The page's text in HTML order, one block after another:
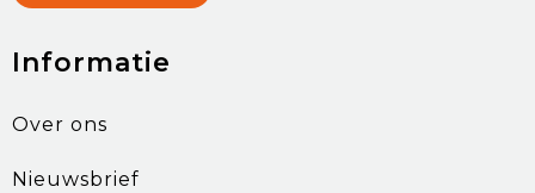
Informatie
Over ons
Nieuwsbrief